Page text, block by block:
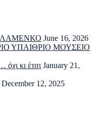
June 16, 2026
ΥΠΑΙΘΡΙΟ ΜΟΥΣΕΙΟ
κι έτσι January 21,
December 12, 2025